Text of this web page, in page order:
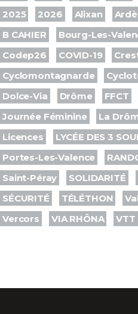
2025
2026 Alixan
B CAHIER
Bourg-Les-
Codep26
COVID-19
Cyclomontagnarde
Dolce-Via
Drôme FFCT
Journée Féminine
La
Licences
LYCÉE DES 3
Portes-Les-Valence
Saint-Péray
SOLIDARITÉ
SÉCURITÉ
TÉLÉTHON
Vercors
VIA RHÔNA VTT